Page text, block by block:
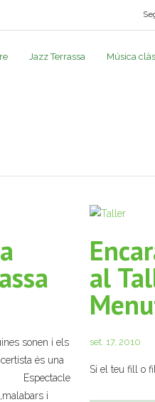
Jazz Terrassa Música
sonen i els
és una
Espectacle
i
al
set. 17, 2010
Si el teu fill o